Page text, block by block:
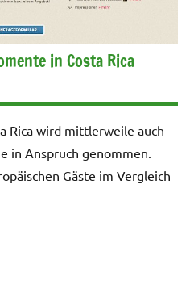
in Costa Rica
Rica wird mittlerweile auch
in Anspruch genommen.
Gäste im Vergleich